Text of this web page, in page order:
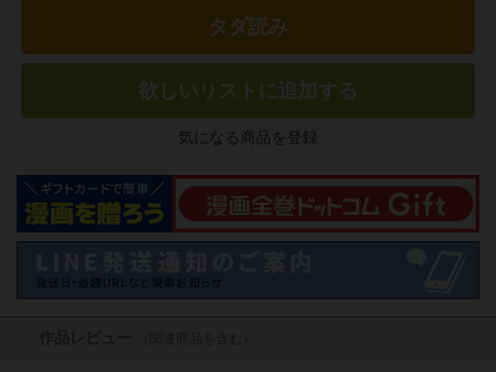
タダ読み
欲しいリストに追加する
気になる商品を登録